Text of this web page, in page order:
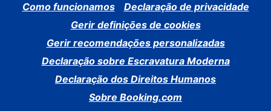
Como funcionamos
Declaração de privacidade
Gerir definições de cookies
Gerir recomendações personalizadas
Declaração sobre Escravatura Moderna
Declaração dos Direitos Humanos
Sobre Booking.com